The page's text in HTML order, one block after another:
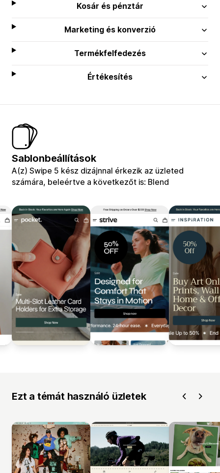
Kosár és pénztár
Marketing és konverzió
Termékfelfedezés
Értékesítés
Sablonbeállítások
A(z) Swipe 5 kész dizájnnal érkezik az üzleted
számára, beleértve a következőt is: Blend
Ezt a témát használó üzletek